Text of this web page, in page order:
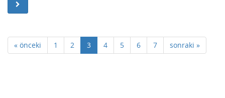
« önceki 1 2 3 4 5 6 7 sonraki »